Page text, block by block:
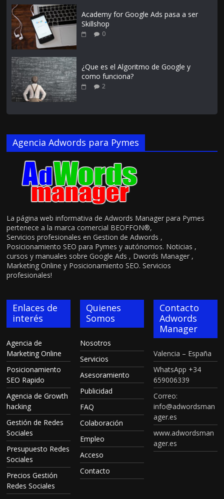
Academy for Google Ads pasa a ser
Skillshop
0
¿Que es el Algoritmo de Google y
como funciona?
2
Agencia Adwords para Pymes
La página web informativa de Adwords Manager para Pymes
pertenece a la marca comercial BEOFFON®,
Servicios profesionales en Gestion de Adwords ,
Posicionamiento SEO para Pymes y autónomos. Noticias ,
cursos y manuales sobre Google Ads , Dwords Manager ,
Marketing Online y Posicionamiento SEO. Servicios
profesionales!
Enlaces de
interés
Agencia de
Marketing Online
Posicionamiento
SEO Rapido
Agencia de Growth
hacking
Gestión de Redes
Sociales
Presupuesto Redes
Sociales
Precios Gestión
Redes Sociales
Quienes
Somos
Nosotros
Servicios
Asesoramiento
Publicidad
FAQ
Colaboración
Empleo
Acceso
Contacto
Contacto
Adwords
Manager
Valencia – España
WhatsApp +34
659006339
Correo:
info@adwordsman
ager.es
www.adwordsman
ager.es